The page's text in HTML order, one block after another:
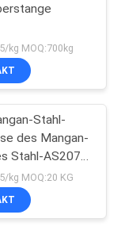
kg MOQ:700kg
Stahl-
des Mangan-
Stahl-AS2074
kg MOQ:20 KG